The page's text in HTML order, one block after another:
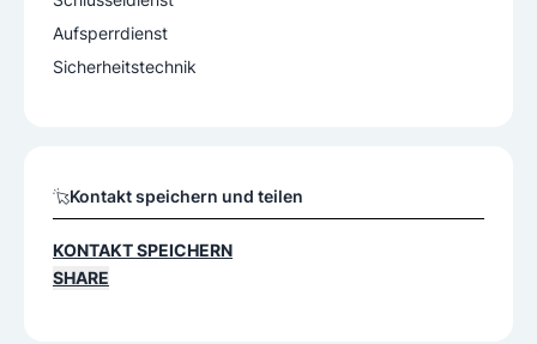
Aufsperrdienst
Sicherheitstechnik
Kontakt speichern und teilen
KONTAKT SPEICHERN
SHARE